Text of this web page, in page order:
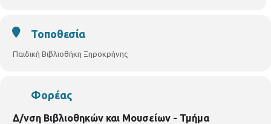
Τοποθεσία
Παιδική Βιβλιοθήκη Ξηροκρήνης
Φορέας
Δ/νση Βιβλιοθηκών και Μουσείων - Τμήμα